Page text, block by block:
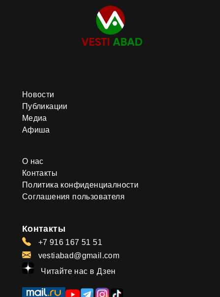
Новости
Публикации
Медиа
Афиша
О нас
Контакты
Политика конфиденциалности
Соглашения пользователя
Контакты
+7 916 167 51 51
vestiabad@gmail.com
Читайте нас в Дзен